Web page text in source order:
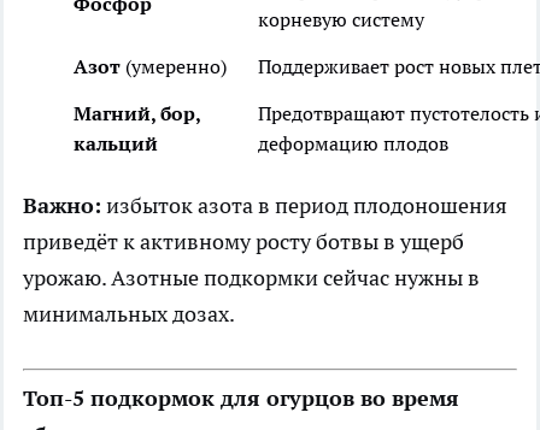
корневую систему
Азот (умеренно)
Поддерживает рост новых
Магний, бор,
кальций
Предотвращают пустотелость
деформацию плодов
Важно: избыток азота в период плодоношения
приведёт к активному росту ботвы в ущерб
урожаю. Азотные подкормки сейчас нужны в
минимальных дозах.
Топ-5 подкормок для огурцов во время